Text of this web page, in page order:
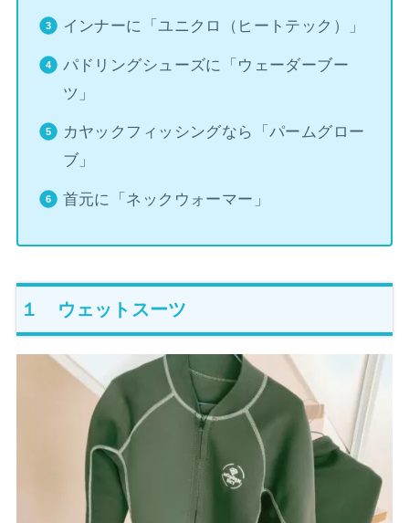
インナーに「ユニクロ（ヒートテック）」
パドリングシューズに「ウェーダーブー
ツ」
カヤックフィッシングなら「パームグロー
ブ」
首元に「ネックウォーマー」
１ ウェットスーツ